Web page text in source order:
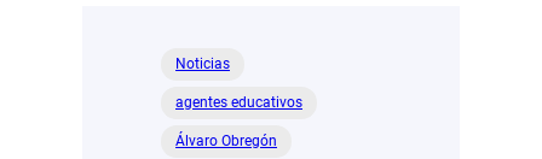
Noticias
agentes educativos
Álvaro Obregón